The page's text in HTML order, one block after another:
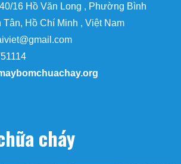
16 Hồ Văn Long , Phường Bình
Hồ Chí Minh , Việt Nam
cháy